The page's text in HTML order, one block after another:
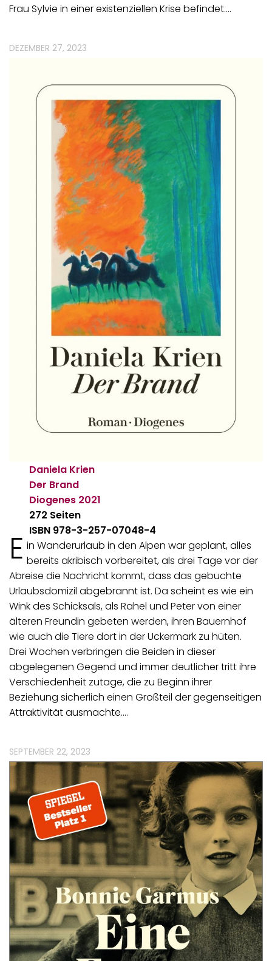
Frau Sylvie in einer existenziellen Krise befindet.…
DEZEMBER 27, 2023
Daniela Krien
Der Brand
Diogenes 2021
272 Seiten
ISBN 978-3-257-07048-4
E in Wanderurlaub in den Alpen war geplant, alles
bereits akribisch vorbereitet, als drei Tage vor der
Abreise die Nachricht kommt, dass das gebuchte
Urlaubsdomizil abgebrannt ist. Da scheint es wie ein
Wink des Schicksals, als Rahel und Peter von einer
älteren Freundin gebeten werden, ihren Bauernhof
wie auch die Tiere dort in der Uckermark zu hüten.
Drei Wochen verbringen die Beiden in dieser
abgelegenen Gegend und immer deutlicher tritt ihre
Verschiedenheit zutage, die zu Beginn ihrer
Beziehung sicherlich einen Großteil der gegenseitigen
Attraktivität ausmachte.…
SEPTEMBER 22, 2023